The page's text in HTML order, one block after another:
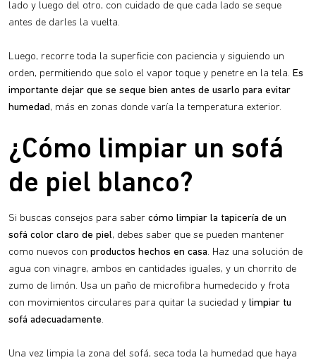
lado y luego del otro, con cuidado de que cada lado se seque
antes de darles la vuelta.
Luego, recorre toda la superficie con paciencia y siguiendo un
orden, permitiendo que solo el vapor toque y penetre en la tela. Es
importante dejar que se seque bien antes de usarlo para evitar
humedad, más en zonas donde varía la temperatura exterior.
¿Cómo limpiar un sofá
de piel blanco?
Si buscas consejos para saber cómo limpiar la tapicería de un
sofá color claro de piel, debes saber que se pueden mantener
como nuevos con productos hechos en casa. Haz una solución de
agua con vinagre, ambos en cantidades iguales, y un chorrito de
zumo de limón. Usa un paño de microfibra humedecido y frota
con movimientos circulares para quitar la suciedad y limpiar tu
sofá adecuadamente.
Una vez limpia la zona del sofá, seca toda la humedad que haya